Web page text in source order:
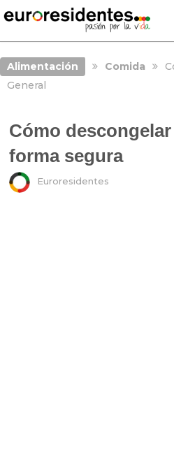
Alimentación Comida
General
Cómo
forma segura
Euroresidentes